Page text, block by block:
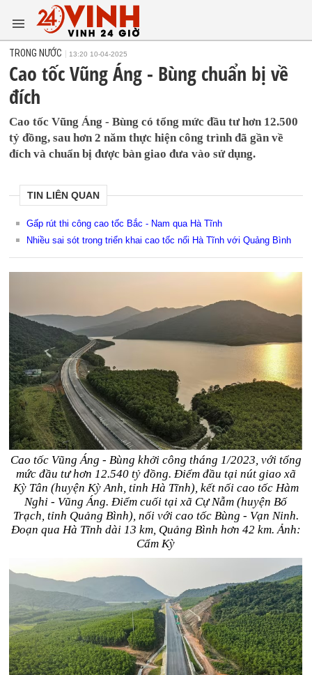
TRONG NƯỚC 13:20 10-04-2025
Cao tốc Vũng Áng - Bùng chuẩn bị về
đích
Cao tốc Vũng Áng - Bùng có tổng mức đầu tư hơn 12.500
tỷ đồng, sau hơn 2 năm thực hiện công trình đã gần về
đích và chuẩn bị được bàn giao đưa vào sử dụng.
TIN LIÊN QUAN
Gấp rút thi công cao tốc Bắc - Nam qua Hà Tĩnh
Nhiều sai sót trong triển khai cao tốc nối Hà Tĩnh với Quảng Bình
Cao tốc Vũng Áng - Bùng khởi công tháng 1/2023, với tổng
mức đầu tư hơn 12.540 tỷ đồng. Điểm đầu tại nút giao xã
Kỳ Tân (huyện Kỳ Anh, tỉnh Hà Tĩnh), kết nối cao tốc Hàm
Nghi - Vũng Áng. Điểm cuối tại xã Cự Nẫm (huyện Bố
Trạch, tỉnh Quảng Bình), nối với cao tốc Bùng - Vạn Ninh.
Đoạn qua Hà Tĩnh dài 13 km, Quảng Bình hơn 42 km. Ảnh:
Cẩm Kỳ